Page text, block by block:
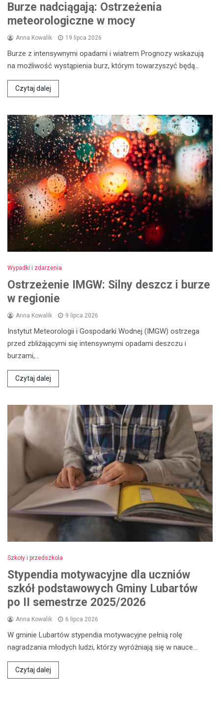
Burze nadciągają: Ostrzeżenia
meteorologiczne w mocy
Anna Kowalik 19 lipca 2026
Burze z intensywnymi opadami i wiatrem Prognozy wskazują
na możliwość wystąpienia burz, którym towarzyszyć będą…
Czytaj dalej
Wypadki i zdarzenia
Ostrzeżenie IMGW: Silny deszcz i burze
w regionie
Anna Kowalik 9 lipca 2026
Instytut Meteorologii i Gospodarki Wodnej (IMGW) ostrzega
przed zbliżającymi się intensywnymi opadami deszczu i
burzami,…
Czytaj dalej
Szkoły i przedszkola
Stypendia motywacyjne dla uczniów
szkół podstawowych Gminy Lubartów
po II semestrze 2025/2026
Anna Kowalik 6 lipca 2026
W gminie Lubartów stypendia motywacyjne pełnią rolę
nagradzania młodych ludzi, którzy wyróżniają się w nauce…
Czytaj dalej